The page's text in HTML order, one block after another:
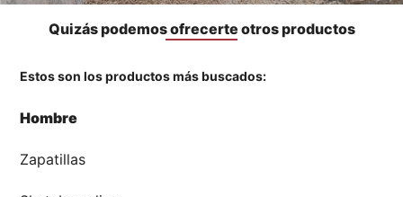
🤑 Zona Outlet
Tiendas
Quizás podemos ofrecerte otros productos
Estos son los productos más buscados:
Hombre
Zapatillas